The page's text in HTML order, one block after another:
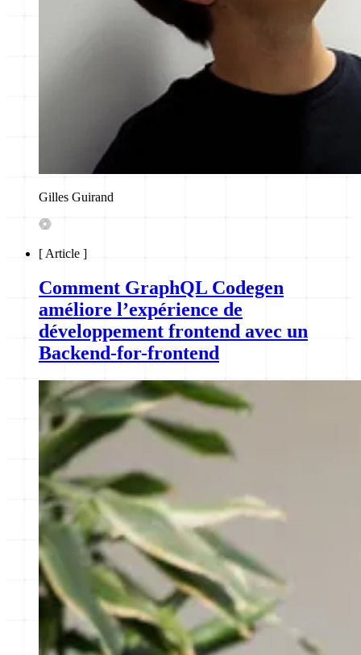
Gilles Guirand
[ Article ]
Comment GraphQL Codegen
améliore l’expérience de
développement frontend avec un
Backend-for-frontend